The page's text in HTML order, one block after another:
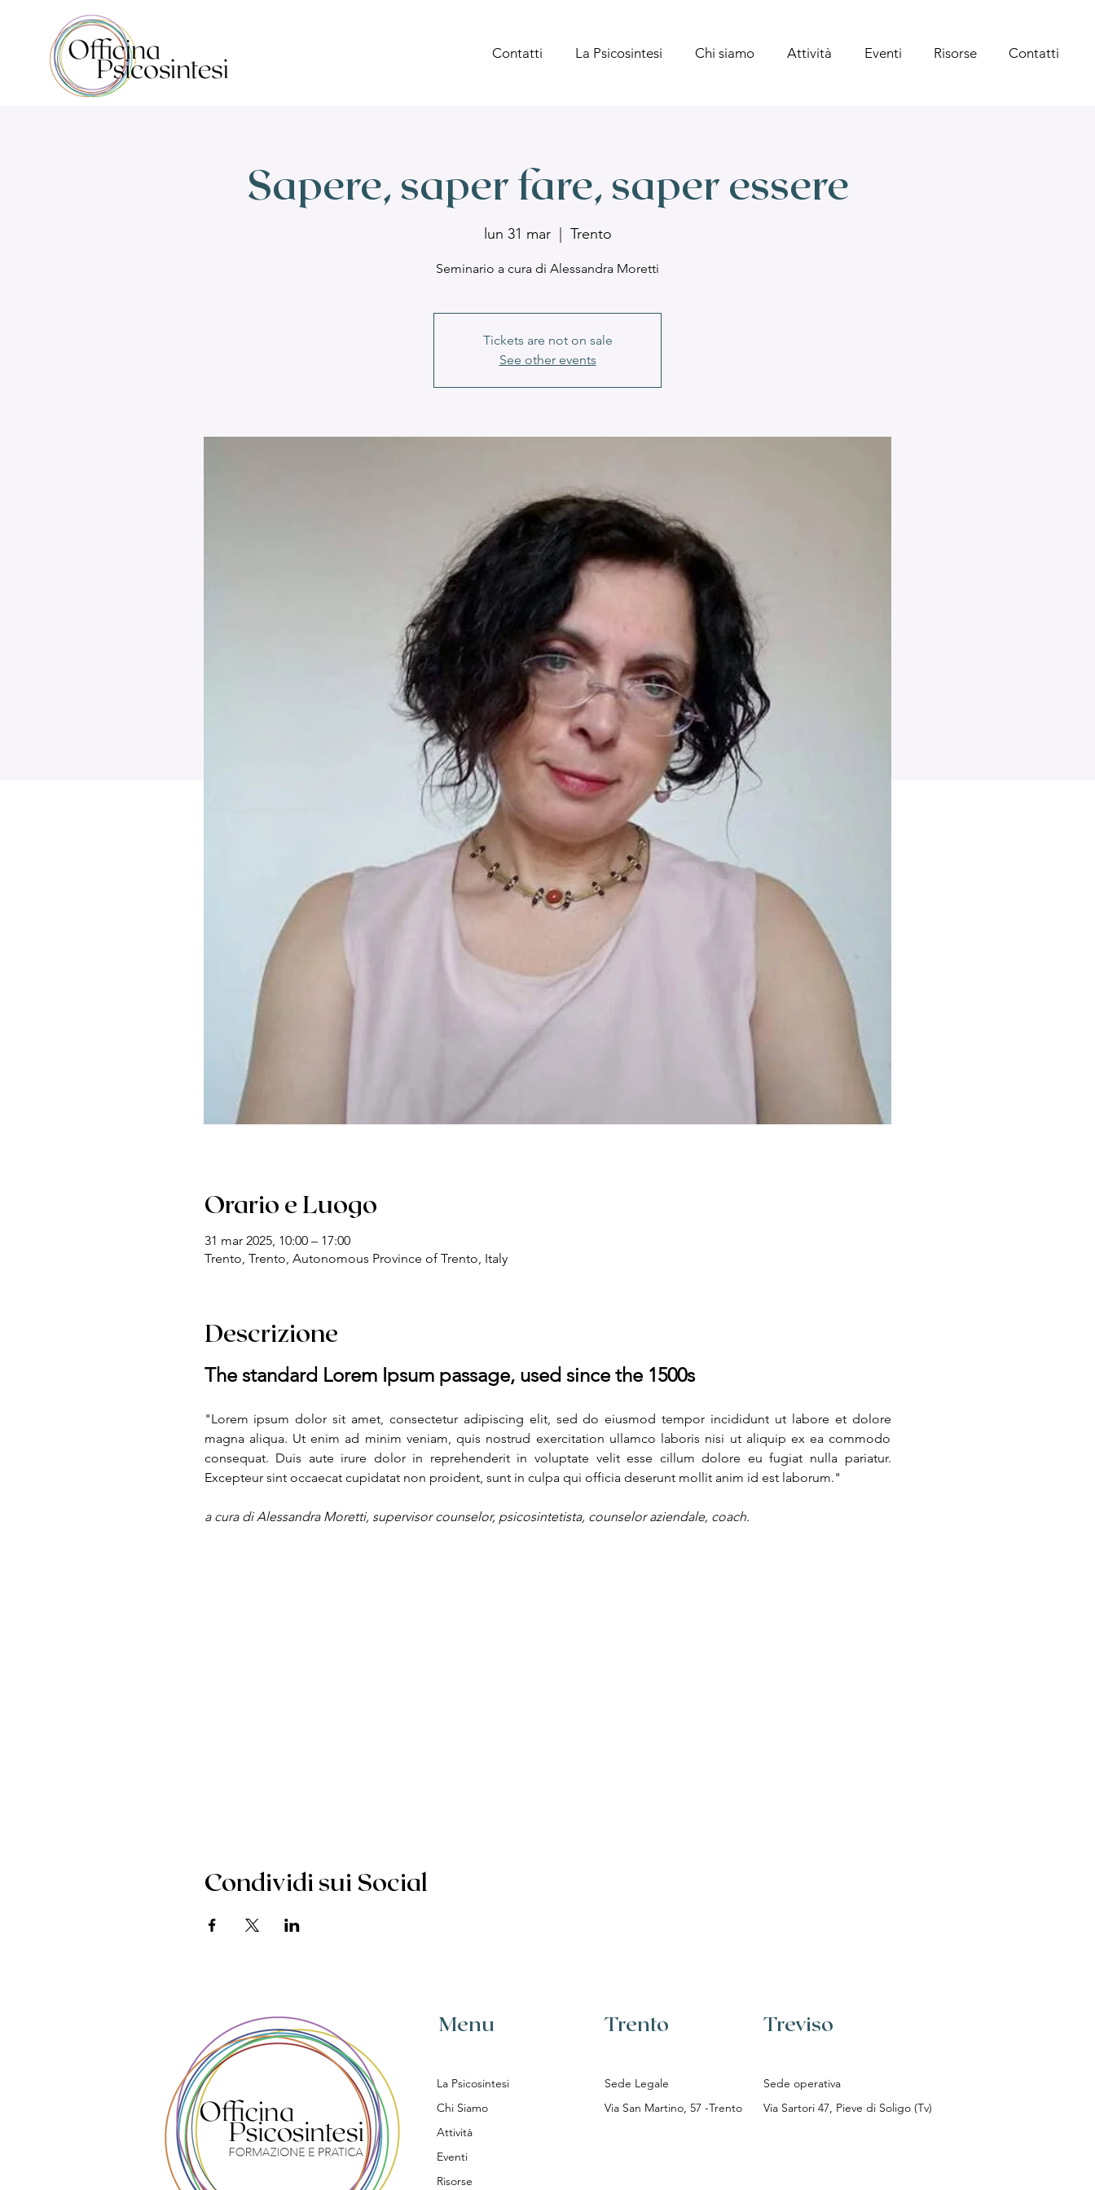
Contatti La Psicosintesi Chi siamo Attività Eventi Risorse Contatti
Sapere, saper fare, saper essere
lun 31 mar
  |
Trento
Seminario a cura di Alessandra Moretti
Tickets are not on sale
See other events
Orario e Luogo
31 mar 2025, 10:00 – 17:00
Trento, Trento, Autonomous Province of Trento, Italy
Descrizione
The standard Lorem Ipsum passage, used since the 1500s
"Lorem ipsum dolor sit amet, consectetur adipiscing elit, sed do eiusmod tempor incididunt ut labore et dolore
magna aliqua. Ut enim ad minim veniam, quis nostrud exercitation ullamco laboris nisi ut aliquip ex ea commodo
consequat. Duis aute irure dolor in reprehenderit in voluptate velit esse cillum dolore eu fugiat nulla pariatur.
Excepteur sint occaecat cupidatat non proident, sunt in culpa qui officia deserunt mollit anim id est laborum."
a cura di Alessandra Moretti, supervisor counselor, psicosintetista, counselor aziendale, coach.
Condividi sui Social
Menu Trento Treviso
La Psicosintesi
Chi Siamo​
Attività
Eventi
Risorse
Sede Legale
Via San Martino, 57 -Trento​
Sede operativa
Via Sartori 47, Pieve di Soligo (Tv)